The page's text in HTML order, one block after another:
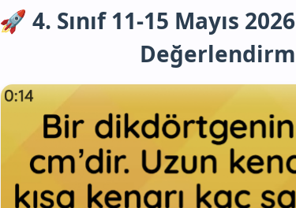
🚀 4. Sınıf 11-15 Mayıs